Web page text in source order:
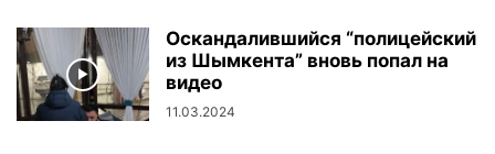
Оскандалившийся “полицейский
из Шымкента” вновь попал на
видео
11.03.2024